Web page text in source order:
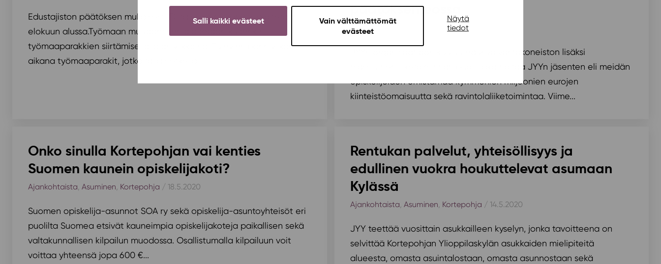
Salli kaikki evästeet
Vain välttämättömät
evästeet
Näytä
tiedot
Edustajiston päätöksen mukaisesti D-talon peruskorjaus aloitetaan
elokuun alussa.Työmaan muuttaminen aloitetaan kuitenkin
työmaaparakkien siirtämisellä jolähiviikkoina. Tulevien parin viikon
aikana työmaaparakit, jotka tällä hetkellä...
päätöksenteossa
Ajankohtaista
JYYn organisaatioon kuuluu edunvalvontakoneiston lisäksi
massiivinen liiketoiminnan puoli, joka hoitaa JYYn jäsenten eli meidän
opiskelijoiden omistamaa kymmenien miljoonien eurojen
kiinteistöomaisuutta sekä ravintolaliiketoimintaa. Viime...
Onko sinulla Kortepohjan vai kenties
Suomen kaunein opiskelijakoti?
Ajankohtaista Asuminen Kortepohja / 18.5.2020
Suomen opiskelija-asunnot SOA ry sekä opiskelija-asuntoyhteisöt eri
puolilta Suomea etsivät kauneimpia opiskelijakoteja paikallisen sekä
valtakunnallisen kilpailun muodossa. Osallistumalla kilpailuun voit
voittaa yhteensä jopa 600 €...
Rentukan palvelut, yhteisöllisyys ja
edullinen vuokra houkuttelevat asumaan
Kylässä
Ajankohtaista Asuminen Kortepohja / 14.5.2020
JYY teettää vuosittain asukkailleen kyselyn, jonka tavoitteena on
selvittää Kortepohjan Ylioppilaskylän asukkaiden mielipiteitä
alueesta, omasta asuintalostaan, omasta asunnostaan sekä